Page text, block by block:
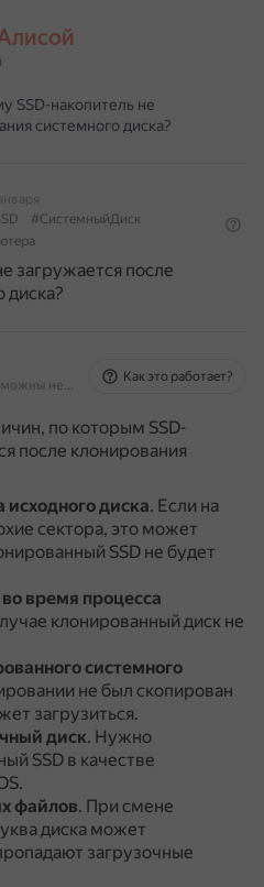
SSD-накопитель не
системного диска?
#СистемныйДиск
загружается после
диска?
На основе источников, возможны неточности
Как это работает?
по которым SSD-
после клонирования
диска. Если на
сектора, это может
SSD не будет
время процесса
клонированный диск не
системного
не был скопирован
загрузиться.
диск. Нужно
SSD в качестве
файлов. При смене
диска может
загрузочные